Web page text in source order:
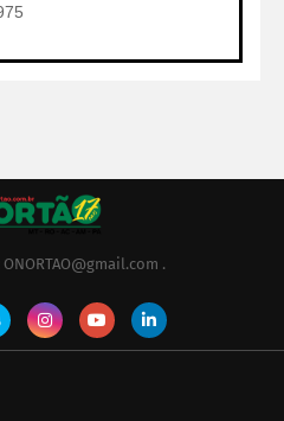
ONORTAO@gmail.com .